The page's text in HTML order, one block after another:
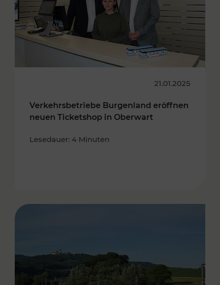
21.01.2025
Verkehrsbetriebe Burgenland eröffnen
neuen Ticketshop in Oberwart
Lesedauer: 4 Minuten